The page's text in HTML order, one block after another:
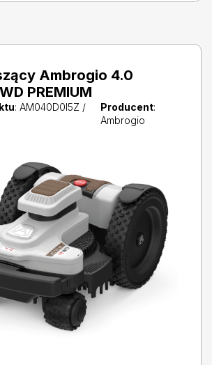
Ambrogio 4.0
PREMIUM
: AM040D0I5Z /
Producent:
Ambrogio